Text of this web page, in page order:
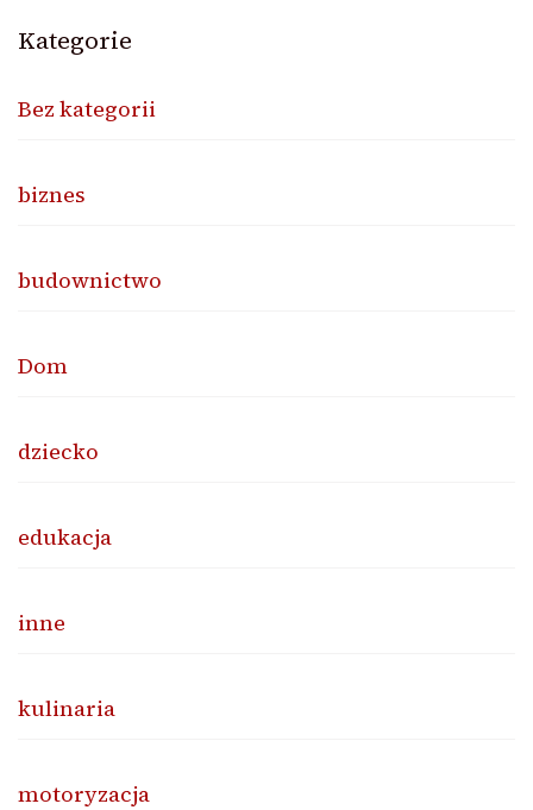
Kategorie
Bez kategorii
biznes
budownictwo
Dom
dziecko
edukacja
inne
kulinaria
motoryzacja